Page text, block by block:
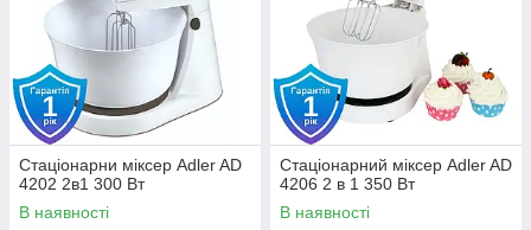
Стаціонарни міксер Adler AD
4202 2в1 300 Вт
В наявності
Стаціонарний міксер Adler AD
4206 2 в 1 350 Вт
В наявності